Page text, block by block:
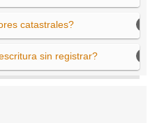
catastrales?
sin registrar?